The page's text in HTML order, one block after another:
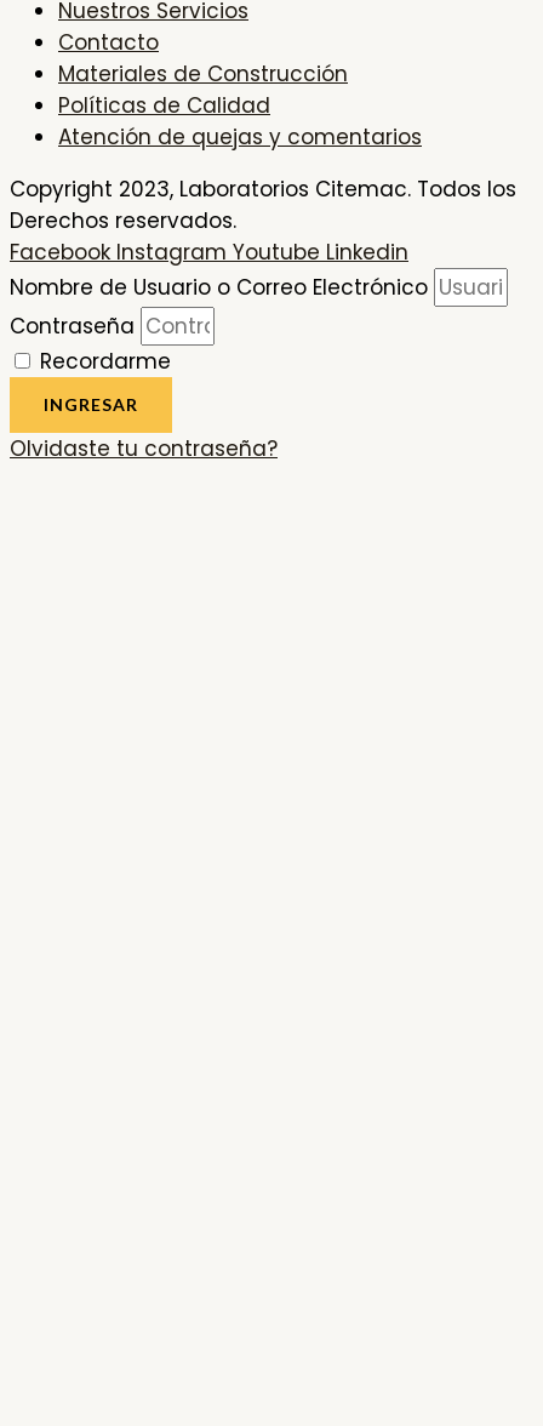
Nuestros Servicios
Contacto
Materiales de Construcción
Políticas de Calidad
Atención de quejas y comentarios
Copyright 2023, Laboratorios Citemac. Todos los
Derechos reservados.
Facebook Instagram Youtube Linkedin
Nombre de Usuario o Correo Electrónico
Contraseña
Recordarme
INGRESAR
Olvidaste tu contraseña?